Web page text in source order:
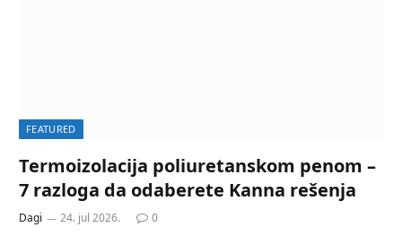
FEATURED
Termoizolacija poliuretanskom penom –
7 razloga da odaberete Kanna rešenja
Dagi 24. jul 2026. 0